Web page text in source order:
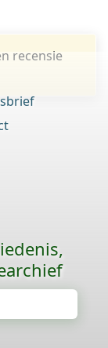
recensie